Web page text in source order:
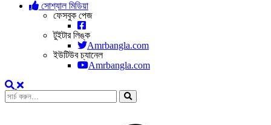
সোশ্যাল মিডিয়া
ফেসবুক পেজ
টুইটার লিঙ্ক
Amrbangla.com
ইউটিউব চ্যানেল
Amrbangla.com